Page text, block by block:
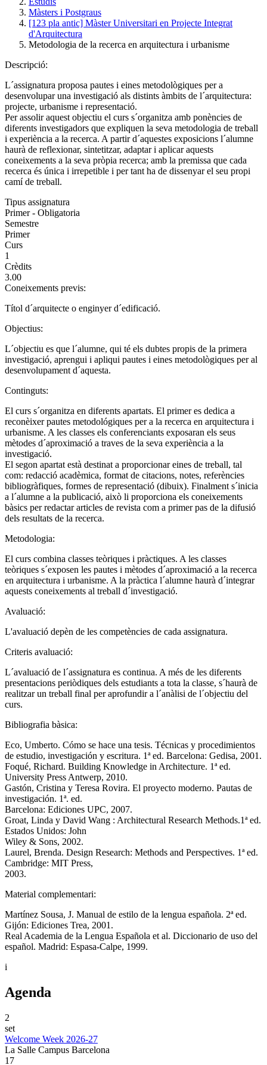
Màsters i Postgraus
[123 pla antic] Màster Universitari en Projecte Integrat
d'Arquitectura
Metodologia de la recerca en arquitectura i urbanisme
Descripció:
L´assignatura proposa pautes i eines metodològiques per a
desenvolupar una investigació als distints àmbits de l´arquitectura:
projecte, urbanisme i representació.
Per assolir aquest objectiu el curs s´organitza amb ponències de
diferents investigadors que expliquen la seva metodologia de treball
i experiència a la recerca. A partir d´aquestes exposicions l´alumne
haurà de reflexionar, sintetitzar, adaptar i aplicar aquests
coneixements a la seva pròpia recerca; amb la premissa que cada
recerca és única i irrepetible i per tant ha de dissenyar el seu propi
camí de treball.
Tipus assignatura
Primer - Obligatoria
Semestre
Primer
Curs
1
Crèdits
3.00
Coneixements previs:
Títol d´arquitecte o enginyer d´edificació.
Objectius:
L´objectiu es que l´alumne, qui té els dubtes propis de la primera
investigació, aprengui i apliqui pautes i eines metodològiques per al
desenvolupament d´aquesta.
Continguts:
El curs s´organitza en diferents apartats. El primer es dedica a
reconèixer pautes metodológiques per a la recerca en arquitectura i
urbanisme. A les classes els conferenciants exposaran els seus
mètodes d´aproximació a traves de la seva experiència a la
investigació.
El segon apartat està destinat a proporcionar eines de treball, tal
com: redacció acadèmica, format de citacions, notes, referències
bibliogràfiques, formes de representació (dibuix). Finalment s´inicia
a l´alumne a la publicació, això li proporciona els coneixements
bàsics per redactar articles de revista com a primer pas de la difusió
dels resultats de la recerca.
Metodologia:
El curs combina classes teòriques i pràctiques. A les classes
teòriques s´exposen les pautes i mètodes d´aproximació a la recerca
en arquitectura i urbanisme. A la pràctica l´alumne haurà d´integrar
aquests coneixements al treball d´investigació.
Avaluació:
L'avaluació depèn de les competències de cada assignatura.
Criteris avaluació:
L´avaluació de l´assignatura es continua. A més de les diferents
presentacions periòdiques dels estudiants a tota la classe, s´haurà de
realitzar un treball final per aprofundir a l´anàlisi de l´objectiu del
curs.
Bibliografia bàsica:
Eco, Umberto. Cómo se hace una tesis. Técnicas y procedimientos
de estudio, investigación y escritura. 1ª ed. Barcelona: Gedisa, 2001.
Foqué, Richard. Building Knowledge in Architecture. 1ª ed.
University Press Antwerp, 2010.
Gastón, Cristina y Teresa Rovira. El proyecto moderno. Pautas de
investigación. 1ª. ed.
Barcelona: Ediciones UPC, 2007.
Groat, Linda y David Wang : Architectural Research Methods.1ª ed.
Estados Unidos: John
Wiley & Sons, 2002.
Laurel, Brenda. Design Research: Methods and Perspectives. 1ª ed.
Cambridge: MIT Press,
2003.
Material complementari:
Martínez Sousa, J. Manual de estilo de la lengua española. 2ª ed.
Gijón: Ediciones Trea, 2001.
Real Academia de la Lengua Española et al. Diccionario de uso del
español. Madrid: Espasa‐Calpe, 1999.
i
Agenda
2
set
Welcome Week 2026-27
La Salle Campus Barcelona
17